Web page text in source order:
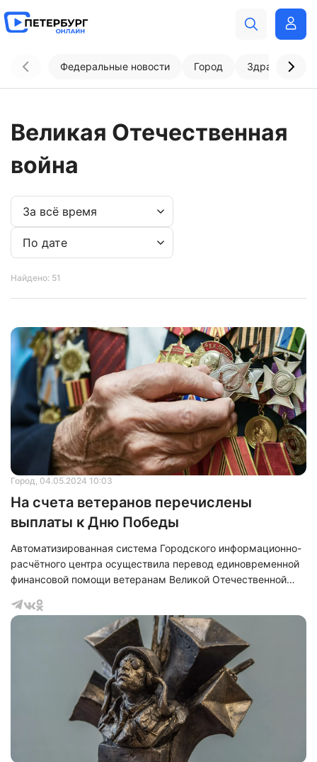
Федеральные новости Город
Великая Отечественная
война
Найдено: 51
Город, 04.05.2024 10:03
На счета ветеранов перечислены
выплаты к Дню Победы
Автоматизированная система Городского информационно-
расчётного центра осуществила перевод единовременной
финансовой помощи ветеранам Великой Отечественной